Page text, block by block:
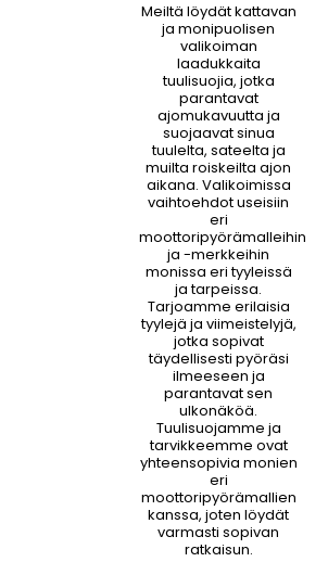
Meiltä löydät kattavan
ja monipuolisen
valikoiman
laadukkaita
tuulisuojia, jotka
parantavat
ajomukavuutta ja
suojaavat sinua
tuulelta, sateelta ja
muilta roiskeilta ajon
aikana. Valikoimissa
vaihtoehdot useisiin
eri
moottoripyörämalleihin
ja -merkkeihin
monissa eri tyyleissä
ja tarpeissa.
Tarjoamme erilaisia
tyylejä ja viimeistelyjä,
jotka sopivat
täydellisesti pyöräsi
ilmeeseen ja
parantavat sen
ulkonäköä.
Tuulisuojamme ja
tarvikkeemme ovat
yhteensopivia monien
eri
moottoripyörämallien
kanssa, joten löydät
varmasti sopivan
ratkaisun.